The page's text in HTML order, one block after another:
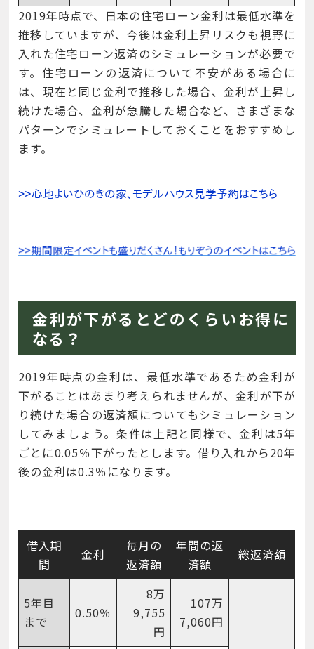
2019年時点で、日本の住宅ローン金利は最低水準を
推移していますが、今後は金利上昇リスクも視野に
入れた住宅ローン返済のシミュレーションが必要で
す。住宅ローンの返済について不安がある場合に
は、現在と同じ金利で推移した場合、金利が上昇し
続けた場合、金利が急騰した場合など、さまざまな
パターンでシミュレートしておくことをおすすめし
ます。
金利が下がるとどのくらいお得に
なる？
2019年時点の金利は、最低水準であるため金利が
下がることはあまり考えられませんが、金利が下が
り続けた場合の返済額についてもシミュレーション
してみましょう。条件は上記と同様で、金利は5年
ごとに0.05％下がったとします。借り入れから20年
後の金利は0.3％になります。
借入期
間
金利
毎月の
返済額
年間の返
済額
総返済額
5年目
まで
0.50％
8万
9,755
円
107万
7,060円